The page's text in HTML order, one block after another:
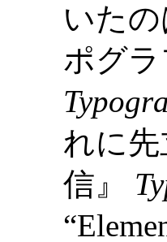
いた
ポグ
れに
信』